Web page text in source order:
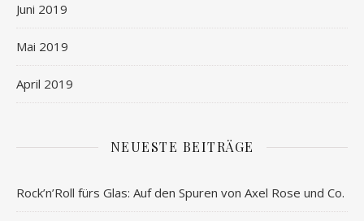
Juni 2019
Mai 2019
April 2019
NEUESTE BEITRÄGE
Rock’n’Roll fürs Glas: Auf den Spuren von Axel Rose und Co.